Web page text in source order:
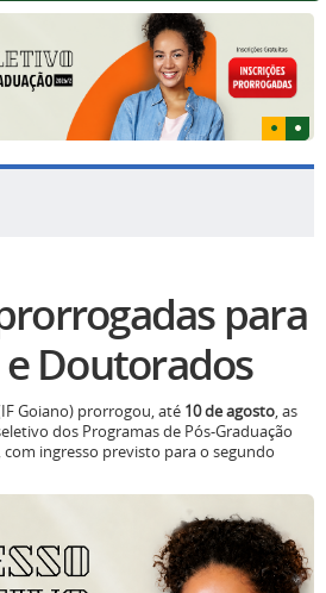
para
Doutorados
Goiano) prorrogou, até 10 de agosto, as
dos Programas de Pós-Graduação
ingresso previsto para o segundo